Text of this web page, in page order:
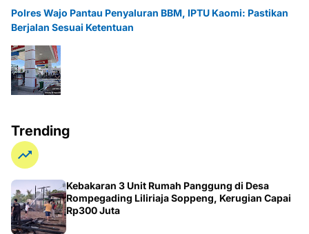
Polres Wajo Pantau Penyaluran BBM, IPTU Kaomi: Pastikan
Berjalan Sesuai Ketentuan
Trending
Kebakaran 3 Unit Rumah Panggung di Desa
Rompegading Liliriaja Soppeng, Kerugian Capai
Rp300 Juta